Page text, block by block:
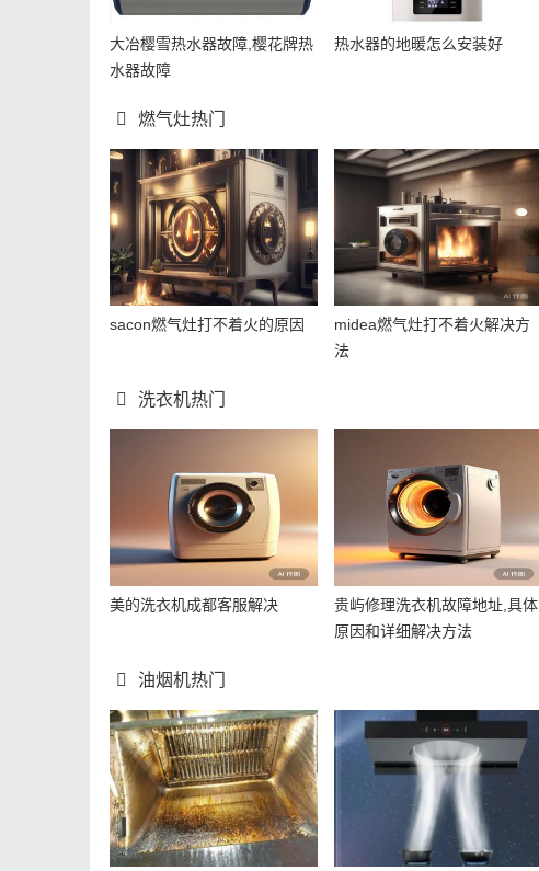
大冶樱雪热水器故障,樱花牌热
水器故障
热水器的地暖怎么安装好
燃气灶热门
sacon燃气灶打不着火的原因
midea燃气灶打不着火解决方
法
洗衣机热门
美的洗衣机成都客服解决
贵屿修理洗衣机故障地址,具体
原因和详细解决方法
油烟机热门